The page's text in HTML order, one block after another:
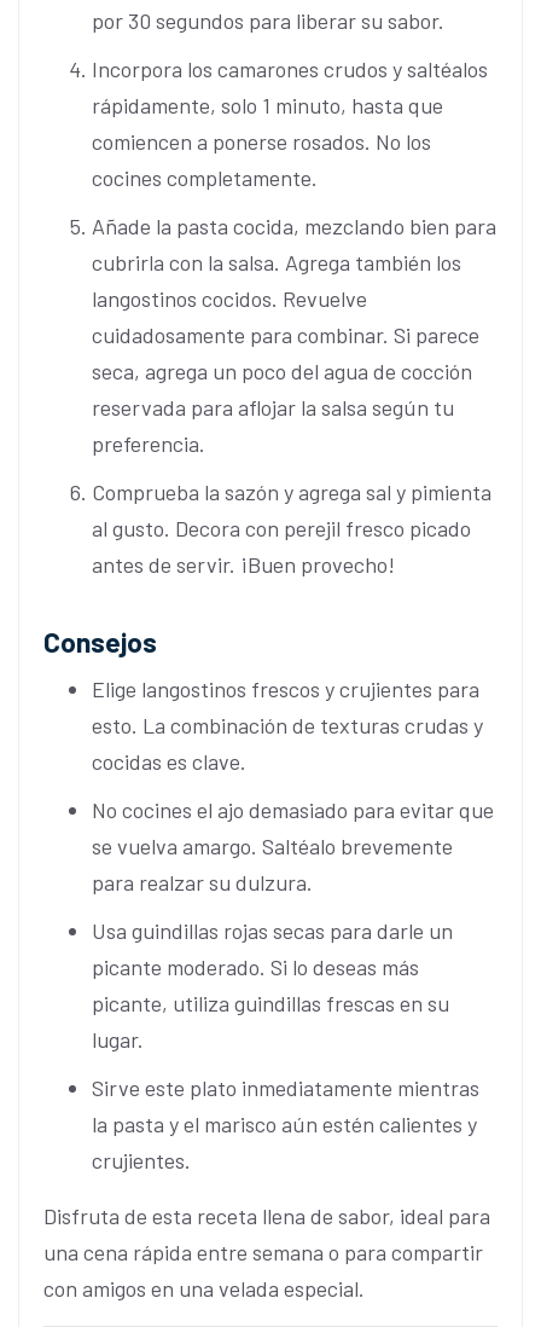
por 30 segundos para liberar su sabor.
Incorpora los camarones crudos y saltéalos
rápidamente, solo 1 minuto, hasta que
comiencen a ponerse rosados. No los
cocines completamente.
Añade la pasta cocida, mezclando bien para
cubrirla con la salsa. Agrega también los
langostinos cocidos. Revuelve
cuidadosamente para combinar. Si parece
seca, agrega un poco del agua de cocción
reservada para aflojar la salsa según tu
preferencia.
Comprueba la sazón y agrega sal y pimienta
al gusto. Decora con perejil fresco picado
antes de servir. ¡Buen provecho!
Consejos
Elige langostinos frescos y crujientes para
esto. La combinación de texturas crudas y
cocidas es clave.
No cocines el ajo demasiado para evitar que
se vuelva amargo. Saltéalo brevemente
para realzar su dulzura.
Usa guindillas rojas secas para darle un
picante moderado. Si lo deseas más
picante, utiliza guindillas frescas en su
lugar.
Sirve este plato inmediatamente mientras
la pasta y el marisco aún estén calientes y
crujientes.
Disfruta de esta receta llena de sabor, ideal para
una cena rápida entre semana o para compartir
con amigos en una velada especial.